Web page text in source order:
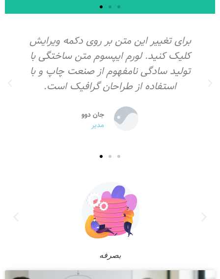
برای تغییر این متن بر روی دکمه ویرایش
کلیک کنید. لورم ایپسوم متن ساختگی با
تولید سادگی نامفهوم از صنعت چاپ و با
استفاده از طراحان گرافیک است.
جان دوو
مدیر
بصرفه